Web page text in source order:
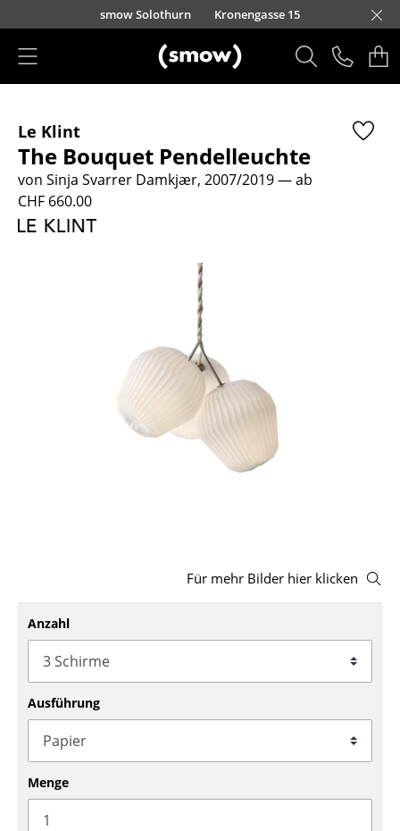
Direkt zum Inhaltsmow Solothurn Kronengasse 15
Sitzmöbel
Esszimmerstühle
Sofas
Bürodrehstühle
Bürosessel
Einzelteile
... alle Sitzmöbel
Tische
Le Klint
The Bouquet Pendelleuchte
von Sinja Svarrer Damkjær, 2007/2019— ab
CHF 660.00
Für mehr Bilder hier klicken
Anzahl
Ausführung
Menge